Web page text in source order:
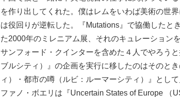
を作り出してくれた。僕はレムをいわば美術の世
は役回りが逆転した。『Mutations』で協働したと
た2000年のミレニアム展、それのキュレーション
サンフォード・クインターを含めた４人でやろう
ブルシティ）』の企画を実行に移したのはそのと
ィ）・都市の噂（ルビ：ルーマーシティ）』とし
ファノ・ボエリは『Uncertain States of Europe （